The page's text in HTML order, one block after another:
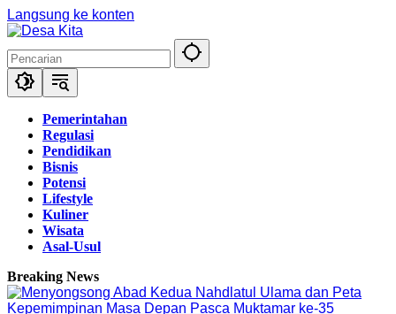
Langsung ke konten
Pemerintahan
Regulasi
Pendidikan
Bisnis
Potensi
Lifestyle
Kuliner
Wisata
Asal-Usul
Breaking News